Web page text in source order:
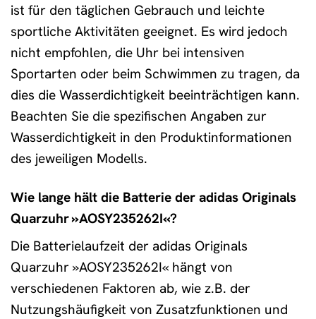
ist für den täglichen Gebrauch und leichte
sportliche Aktivitäten geeignet. Es wird jedoch
nicht empfohlen, die Uhr bei intensiven
Sportarten oder beim Schwimmen zu tragen, da
dies die Wasserdichtigkeit beeinträchtigen kann.
Beachten Sie die spezifischen Angaben zur
Wasserdichtigkeit in den Produktinformationen
des jeweiligen Modells.
Wie lange hält die Batterie der adidas Originals
Quarzuhr »AOSY235262I«?
Die Batterielaufzeit der adidas Originals
Quarzuhr »AOSY235262I« hängt von
verschiedenen Faktoren ab, wie z.B. der
Nutzungshäufigkeit von Zusatzfunktionen und